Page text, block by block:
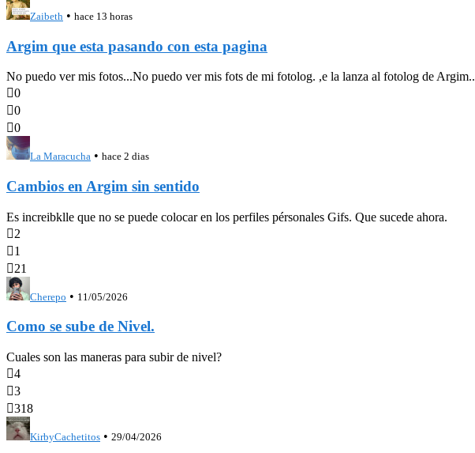
Zaibeth • hace 13 horas
Argim que esta pasando con esta pagina
No puedo ver mis fotos...No puedo ver mis fots de mi fotolog. ,e la lanza al fotolog de Argim..
0
0
0
La Maracucha • hace 2 dias
Cambios en Argim sin sentido
Es increibklle que no se puede colocar en los perfiles pérsonales Gifs. Que sucede ahora.
2
1
21
Cherepo • 11/05/2026
Como se sube de Nivel.
Cuales son las maneras para subir de nivel?
4
3
318
KirbyCachetitos • 29/04/2026